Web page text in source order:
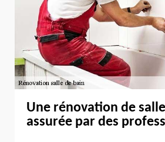
Une rénovation de
assurée par des